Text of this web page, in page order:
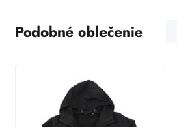
Podobné oblečenie